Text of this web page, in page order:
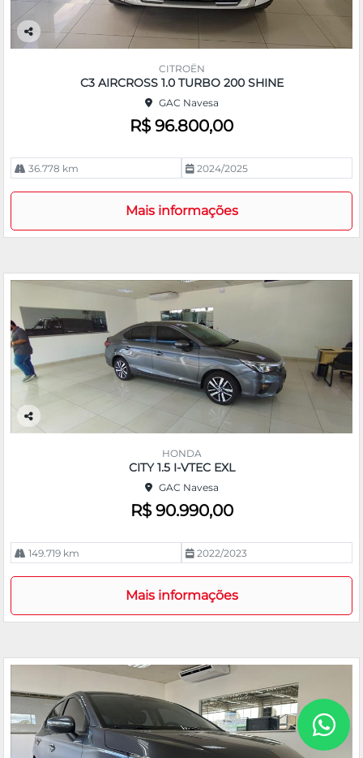
Co
CITROËN
C3 AIRCROSS 1.0 TURBO 200 SHINE
GAC Navesa
R$ 96.800,00
36.778 km 2024/2025
Mais informações
Co
HONDA
CITY 1.5 I-VTEC EXL
GAC Navesa
R$ 90.990,00
149.719 km 2022/2023
Mais informações